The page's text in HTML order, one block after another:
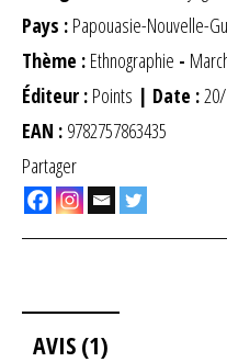
Pays : Papouasie-Nouvelle-
Thème : Ethnographie -
Éditeur : Points | Date :
EAN : 9782757863435
Partager
AVIS (1)